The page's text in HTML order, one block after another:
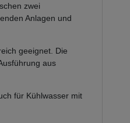
zwei
Anlagen und
geeignet. Die
aus
für Kühlwasser mit